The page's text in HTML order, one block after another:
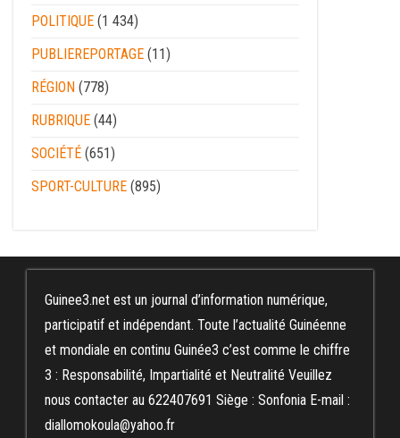
POLITIQUE (1 434)
PUBLIEREPORTAGE (11)
RÉGION (778)
RUBRIQUE (44)
SOCIÉTÉ (651)
SPORT-CULTURE (895)
Guinee3.net est un journal d’information numérique,
participatif et indépendant. Toute l’actualité Guinéenne
et mondiale en continu Guinée3 c’est comme le chiffre
3 : Responsabilité, Impartialité et Neutralité Veuillez
nous contacter au 622407691 Siège : Sonfonia E-mail :
diallomokoula@yahoo.fr